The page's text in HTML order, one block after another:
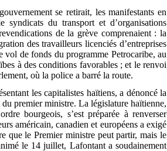
se retirait, les manifestants en
syndicats du transport et d’organisations
de la grève comprenaient : la
des travailleurs licenciés d’entreprises
vol de fonds du programme Petrocaribe, au
à des conditions favorables ; et le renvoi
où la police a barré la route.
les capitalistes haïtiens, a dénoncé la
premier ministre. La législature haïtienne,
bourgeois, s’est préparée à renverser
américain, canadien et européens a exigé
que le Premier ministre peut partir, mais le
le 14 juillet, Lafontant a soudainement